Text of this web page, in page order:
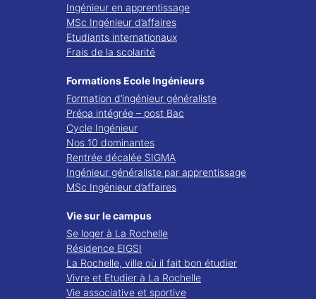
Ingénieur en apprentissage
MSc Ingénieur d’affaires
Etudiants internationaux
Frais de la scolarité
Formations Ecole Ingénieurs
Formation d’ingénieur généraliste
Prépa intégrée – post Bac
Cycle Ingénieur
Nos 10 dominantes
Rentrée décalée SIGMA
Ingénieur généraliste par apprentissage
MSc Ingénieur d’affaires
Vie sur le campus
Se loger à La Rochelle
Résidence EIGSI
La Rochelle, ville où il fait bon étudier
Vivre et Etudier à La Rochelle
Vie associative et sportive